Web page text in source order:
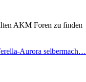
AKM Foren zu finden
Aurora selbermach…